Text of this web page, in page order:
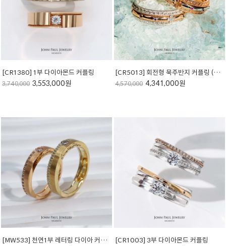
[CR1380] 1부 다이아몬드 커플링
3,740,000 3,553,000원
[CR5013] 회전형 묵주반지 커플링 (루비&사파이어)
4,570,000 4,341,000원
[MW533] 천연1부 레터링 다이아 커플링 [CR1003] 3부 다이아몬드 커플링